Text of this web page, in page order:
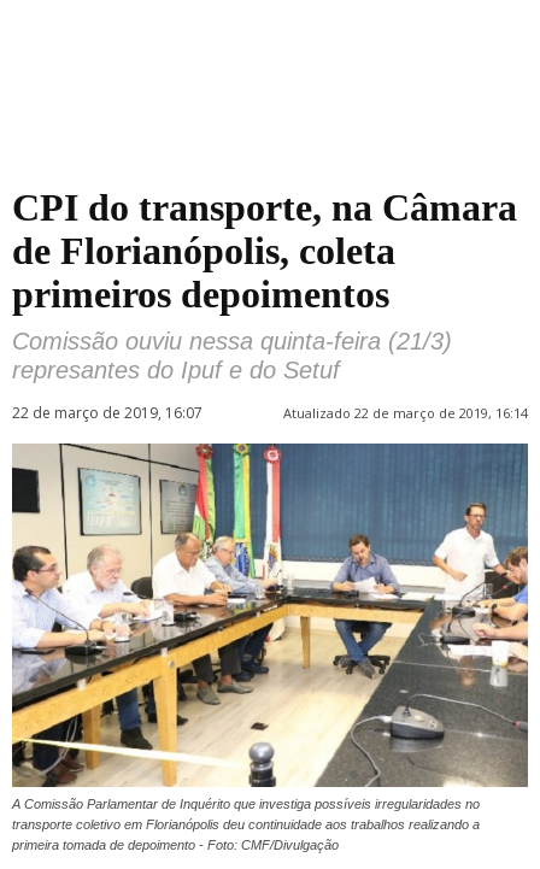
CPI do transporte, na Câmara
de Florianópolis, coleta
primeiros depoimentos
Comissão ouviu nessa quinta-feira (21/3)
represantes do Ipuf e do Setuf
22 de março de 2019, 16:07 Atualizado 22 de março de 2019, 16:14
A Comissão Parlamentar de Inquérito que investiga possíveis irregularidades no
transporte coletivo em Florianópolis deu continuidade aos trabalhos realizando a
primeira tomada de depoimento - Foto: CMF/Divulgação